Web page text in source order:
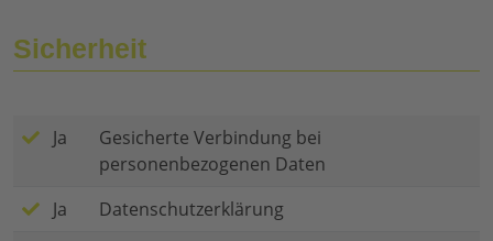
Sicherheit
Ja
Gesicherte Verbindung bei
personenbezogenen Daten
Ja
Datenschutzerklärung